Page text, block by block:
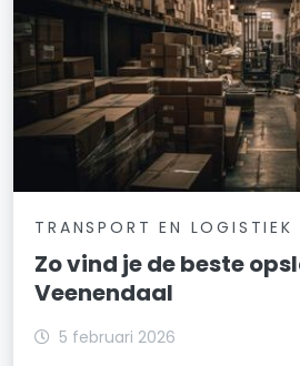
TRANSPORT EN LOGISTIEK
Zo vind je de beste
Veenendaal
5 februari 2026